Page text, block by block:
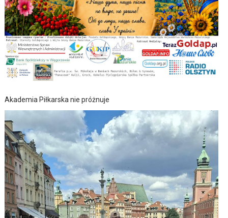
Akademia Piłkarska nie próżnuje